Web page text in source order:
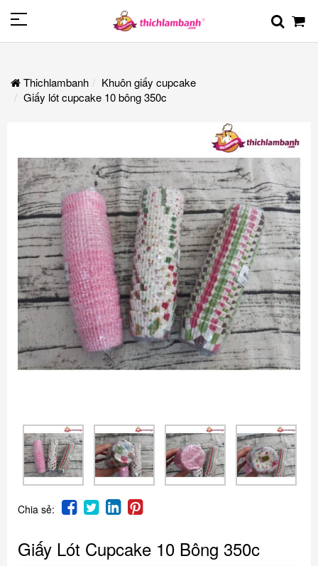
Thichlambanh
Khuôn giấy cupcake
Giấy lót cupcake 10 bông 350c
Chia sẻ:
Giấy Lót Cupcake 10 Bông 350c